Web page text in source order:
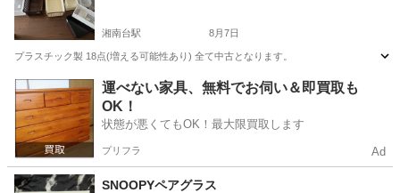
湘南台駅 8月7日
プラスチック製 18点(増える可能性あり) 全て中古となります。
神奈川 藤沢市 湘南台駅 家庭用品
運べない家具、無料でお伺い＆即買取も
OK！
状態が悪くてもOK！最大限買取します
プリフラ Ad
SNOOPYペアグラス